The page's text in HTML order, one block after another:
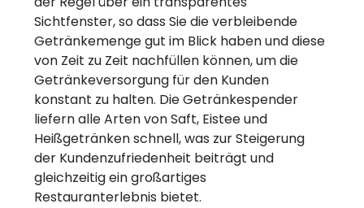
Sichtfenster, so dass Sie die verbleibende
Getränkemenge gut im Blick haben und diese
von Zeit zu Zeit nachfüllen können, um die
Getränkeversorgung für den Kunden
konstant zu halten. Die Getränkespender
liefern alle Arten von Saft, Eistee und
Heißgetränken schnell, was zur Steigerung
der Kundenzufriedenheit beiträgt und
gleichzeitig ein großartiges
Restauranterlebnis bietet.